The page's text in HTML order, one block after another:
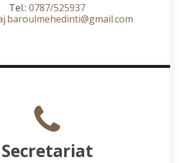
Tel.: 0787/525937
Secretariat